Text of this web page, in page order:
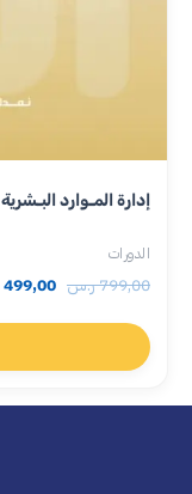
الدورات
إدارة المـوارد البـشرية
799,00ر.س 499,00